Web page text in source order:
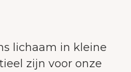
lichaam in kleine
zijn voor onze